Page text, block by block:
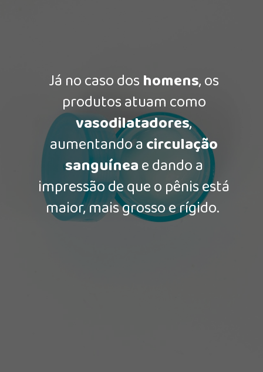
Já no caso doshomens, os
produtos atuam como
vasodilatadores,
aumentando acirculação
sanguíneae dando a
impressão de que o pênis está
maior, mais grosso e rígido.